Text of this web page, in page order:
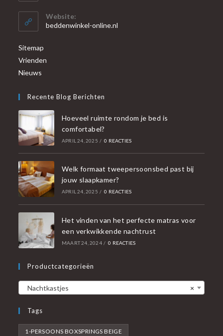
Website:
beddenwinkel-online.nl
Sitemap
Vrienden
Nieuws
Recente Blog Berichten
Hoeveel ruimte rondom je bed is
comfortabel?
APRIL 24, 2025 / 0 REACTIES
Welk formaat tweepersoonsbed past bij
jouw slaapkamer?
APRIL 24, 2025 / 0 REACTIES
Het vinden van het perfecte matras voor
een verkwikkende nachtrust
MAART 24, 2024 / 0 REACTIES
Productcategorieën
×
Nachtkastjes
Tags
1-PERSOONS BOXSPRINGS BEIGE